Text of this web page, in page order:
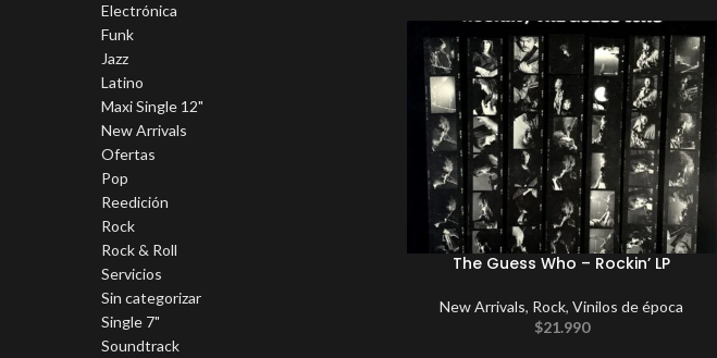
Electrónica
Funk
Jazz
Latino
Maxi Single 12"
New Arrivals
Ofertas
Pop
Reedición
Rock
Rock & Roll
Servicios
Sin categorizar
Single 7"
Soundtrack
The Guess Who – Rockin’ LP
New Arrivals, Rock,Vinilos de época
$21.990